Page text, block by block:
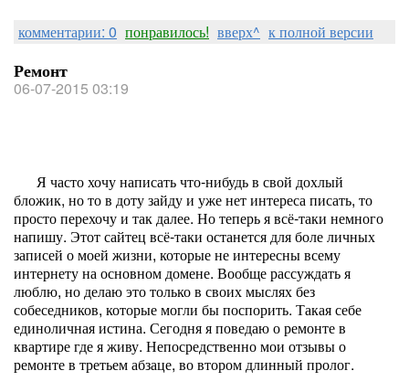
комментарии: 0 понравилось! вверх^ к полной версии
Ремонт
06-07-2015 03:19
Я часто хочу написать что-нибудь в свой дохлый
бложик, но то в доту зайду и уже нет интереса писать, то
просто перехочу и так далее. Но теперь я всё-таки немного
напишу. Этот сайтец всё-таки останется для боле личных
записей о моей жизни, которые не интересны всему
интернету на основном домене. Вообще рассуждать я
люблю, но делаю это только в своих мыслях без
собеседников, которые могли бы поспорить. Такая себе
единоличная истина. Сегодня я поведаю о ремонте в
квартире где я живу. Непосредственно мои отзывы о
ремонте в третьем абзаце, во втором длинный пролог.